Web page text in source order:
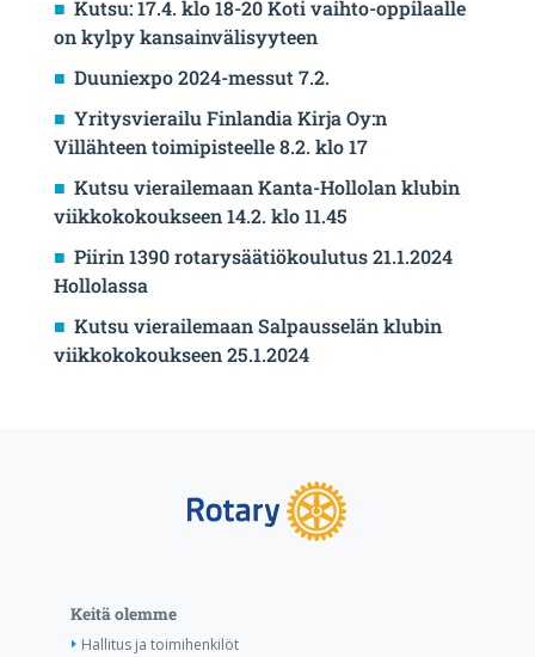
Kutsu: 17.4. klo 18-20 Koti vaihto-oppilaalle
on kylpy kansainvälisyyteen
Duuniexpo 2024-messut 7.2.
Yritysvierailu Finlandia Kirja Oy:n
Villähteen toimipisteelle 8.2. klo 17
Kutsu vierailemaan Kanta-Hollolan klubin
viikkokokoukseen 14.2. klo 11.45
Piirin 1390 rotarysäätiökoulutus 21.1.2024
Hollolassa
Kutsu vierailemaan Salpausselän klubin
viikkokokoukseen 25.1.2024
Keitä olemme
Hallitus ja toimihenkilöt